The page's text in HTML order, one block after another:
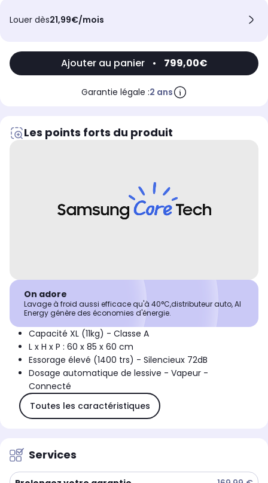
Louer dès21,99€/mois
Ajouter au panier • 799,00€
Garantie légale :2 ans
Les points forts du produit
On adore
Lavage à froid aussi efficace qu'à 40°C,distributeur auto, AI
Energy génère des économies d'énergie.
Capacité XL (11kg) - Classe A
L x H x P : 60 x 85 x 60 cm
Essorage élevé (1400 trs) - Silencieux 72dB
Dosage automatique de lessive - Vapeur -
Connecté
Toutes les caractéristiques
Services